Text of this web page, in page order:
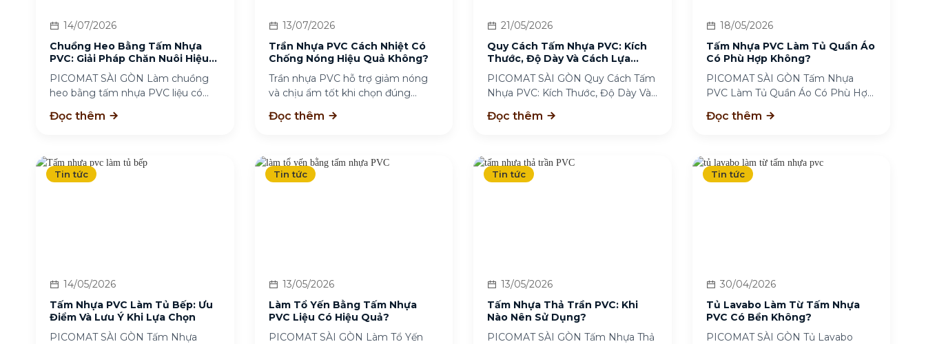
14/07/2026
Chuồng Heo Bằng Tấm Nhựa
PVC: Giải Pháp Chăn Nuôi Hiệu
PICOMAT SÀI GÒN Làm chuồng
heo bằng tấm nhựa PVC liệu có
Đọc thêm
13/07/2026
Trần Nhựa PVC Cách Nhiệt Có
Chống Nóng Hiệu Quả Không?
Trần nhựa PVC hỗ trợ giảm nóng
và chịu ẩm tốt khi chọn đúng
Đọc thêm
21/05/2026
Quy Cách Tấm Nhựa PVC: Kích
Thước, Độ Dày Và Cách Lựa
PICOMAT SÀI GÒN Quy Cách Tấm
Nhựa PVC: Kích Thước, Độ Dày Và
Đọc thêm
18/05/2026
Tấm Nhựa PVC Làm Tủ Quần Áo
Có Phù Hợp Không?
PICOMAT SÀI GÒN Tấm Nhựa
PVC Làm Tủ Quần Áo Có Phù Hợp
Đọc thêm
Tin tức
14/05/2026
Tấm Nhựa PVC Làm Tủ Bếp: Ưu
Điểm Và Lưu Ý Khi Lựa Chọn
PICOMAT SÀI GÒN Tấm Nhựa
Tin tức
13/05/2026
Làm Tổ Yến Bằng Tấm Nhựa
PVC Liệu Có Hiệu Quả?
PICOMAT SÀI GÒN Làm Tổ Yến
Tin tức
13/05/2026
Tấm Nhựa Thả Trần PVC: Khi
Nào Nên Sử Dụng?
PICOMAT SÀI GÒN Tấm Nhựa Thả
Tin tức
30/04/2026
Tủ Lavabo Làm Từ Tấm Nhựa
PVC Có Bền Không?
PICOMAT SÀI GÒN Tủ Lavabo